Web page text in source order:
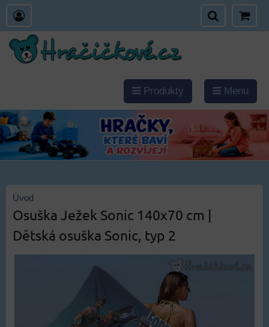
Produkty Menu
Úvod
Osuška Ježek Sonic 140x70 cm |
Dětská osuška Sonic, typ 2